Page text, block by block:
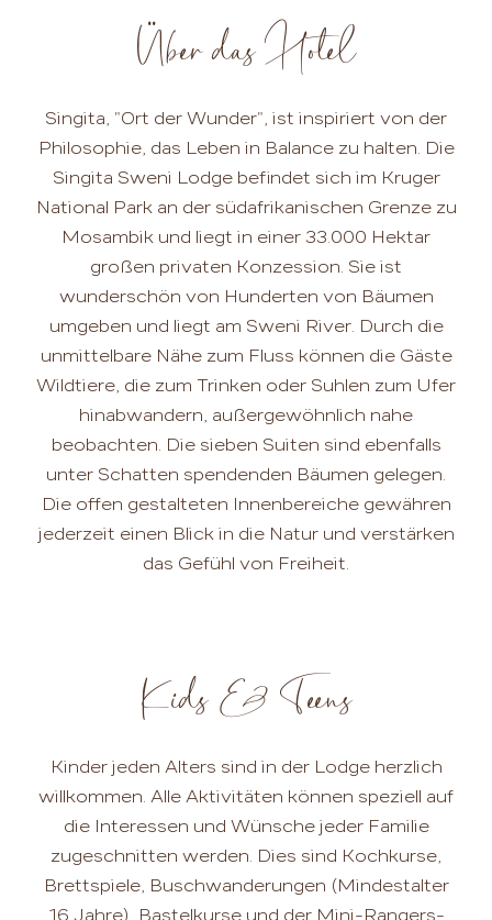
Über das Hotel
Singita, "Ort der Wunder", ist inspiriert von der
Philosophie, das Leben in Balance zu halten. Die
Singita Sweni Lodge befindet sich im Kruger
National Park an der südafrikanischen Grenze zu
Mosambik und liegt in einer 33.000 Hektar
großen privaten Konzession. Sie ist
wunderschön von Hunderten von Bäumen
umgeben und liegt am Sweni River. Durch die
unmittelbare Nähe zum Fluss können die Gäste
Wildtiere, die zum Trinken oder Suhlen zum Ufer
hinabwandern, außergewöhnlich nahe
beobachten. Die sieben Suiten sind ebenfalls
unter Schatten spendenden Bäumen gelegen.
Die offen gestalteten Innenbereiche gewähren
jederzeit einen Blick in die Natur und verstärken
das Gefühl von Freiheit.
Kids & Teens
Kinder jeden Alters sind in der Lodge herzlich
willkommen. Alle Aktivitäten können speziell auf
die Interessen und Wünsche jeder Familie
zugeschnitten werden. Dies sind Kochkurse,
Brettspiele, Buschwanderungen (Mindestalter
16 Jahre), Bastelkurse und der Mini-Rangers-